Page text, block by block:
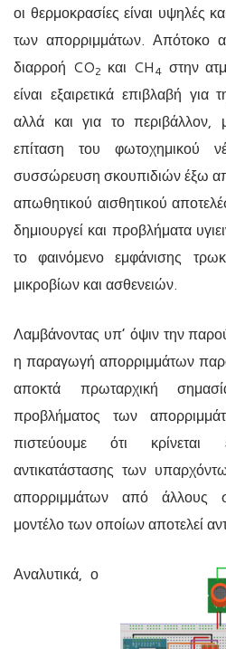
οι θερμοκρασίες είναι υψηλές
των απορριμμάτων. Απότοκο
διαρροή CO2 και CH4 στην
είναι εξαιρετικά επιβλαβή
αλλά και για το περιβάλλον,
επίταση του φωτοχημικού
συσσώρευση σκουπιδιών έξω
απωθητικού αισθητικού
δημιουργεί και προβλήματα
το φαινόμενο εμφάνισης
μικροβίων και ασθενειών.
Λαμβάνοντας υπ’ όψιν την
η παραγωγή απορριμμάτων
αποκτά πρωταρχική
προβλήματος των
πιστεύουμε ότι κρίνεται
αντικατάστασης των
απορριμμάτων από άλλους
μοντέλο των οποίων αποτελεί
Αναλυτικά, ο